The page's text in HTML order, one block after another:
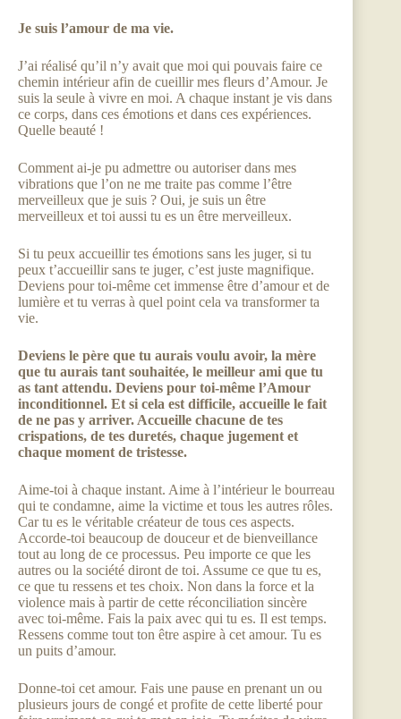
Je suis l’amour de ma vie.
J’ai réalisé qu’il n’y avait que moi qui pouvais faire ce
chemin intérieur afin de cueillir mes fleurs d’Amour. Je
suis la seule à vivre en moi. A chaque instant je vis dans
ce corps, dans ces émotions et dans ces expériences.
Quelle beauté !
Comment ai-je pu admettre ou autoriser dans mes
vibrations que l’on ne me traite pas comme l’être
merveilleux que je suis ? Oui, je suis un être
merveilleux et toi aussi tu es un être merveilleux.
Si tu peux accueillir tes émotions sans les juger, si tu
peux t’accueillir sans te juger, c’est juste magnifique.
Deviens pour toi-même cet immense être d’amour et de
lumière et tu verras à quel point cela va transformer ta
vie.
Deviens le père que tu aurais voulu avoir, la mère
que tu aurais tant souhaitée, le meilleur ami que tu
as tant attendu. Deviens pour toi-même l’Amour
inconditionnel. Et si cela est difficile, accueille le fait
de ne pas y arriver. Accueille chacune de tes
crispations, de tes duretés, chaque jugement et
chaque moment de tristesse.
Aime-toi à chaque instant. Aime à l’intérieur le bourreau
qui te condamne, aime la victime et tous les autres rôles.
Car tu es le véritable créateur de tous ces aspects.
Accorde-toi beaucoup de douceur et de bienveillance
tout au long de ce processus. Peu importe ce que les
autres ou la société diront de toi. Assume ce que tu es,
ce que tu ressens et tes choix. Non dans la force et la
violence mais à partir de cette réconciliation sincère
avec toi-même. Fais la paix avec qui tu es. Il est temps.
Ressens comme tout ton être aspire à cet amour. Tu es
un puits d’amour.
Donne-toi cet amour. Fais une pause en prenant un ou
plusieurs jours de congé et profite de cette liberté pour